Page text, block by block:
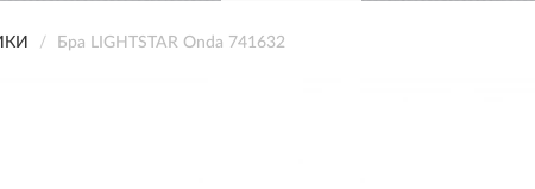
Бра LIGHTSTAR Onda 741632